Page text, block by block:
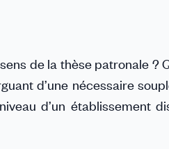
de la thèse patronale ?
d’une nécessaire
d’un